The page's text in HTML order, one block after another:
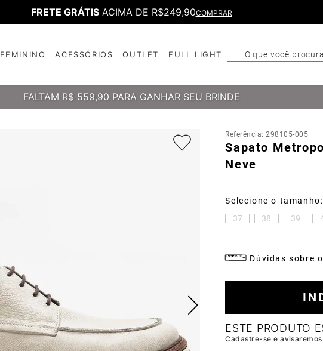
FRETE GRÁTISACIMA DE R$249,90COMPRAR
FEMININO ACESSÓRIOS OUTLET FULL LIGHT O que você
TERMOS MAIS
Cinto
Bota
Tênis
Tulum
FALTAM R$ 559,90 PARA GANHAR SEU BRINDE
Referência:298105-005
Sapato
Neve
37 38 39
Dúvidas sobre